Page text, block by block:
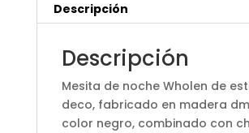
Descripción
Descripción
Mesita de noche Wholen de
deco, fabricado en madera
color negro, combinado con